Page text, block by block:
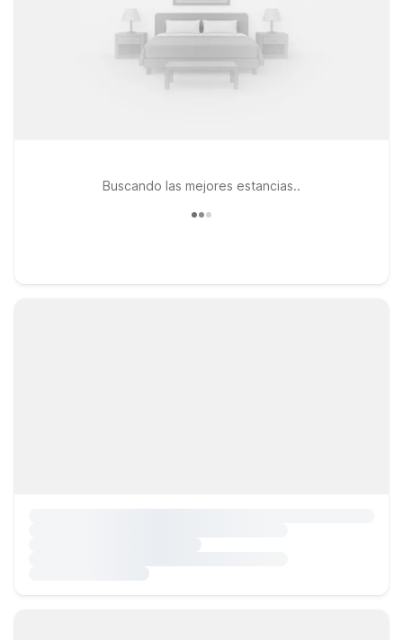
Buscando las mejores estancias..